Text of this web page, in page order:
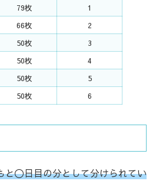
79枚
1
66枚
2
50枚
3
50枚
4
50枚
5
50枚 6
と〇日目の分として分けられてい